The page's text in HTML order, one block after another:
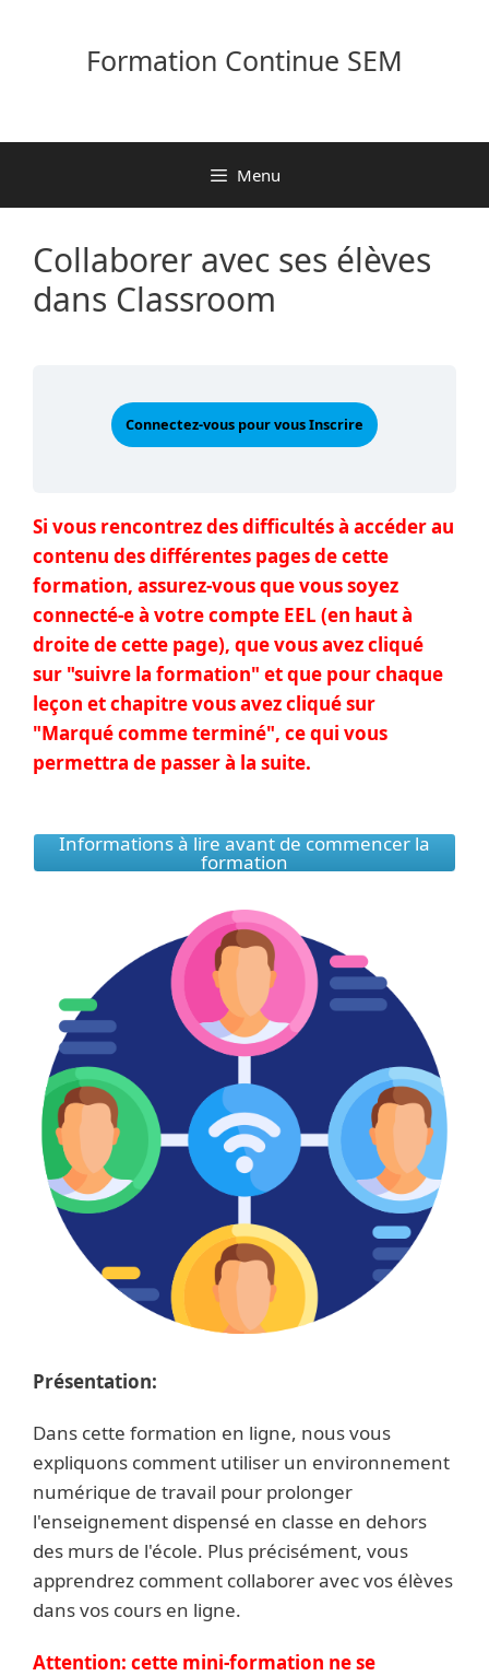
Formation Continue SEM
Menu
Collaborer avec ses élèves
dans Classroom
Connectez-vous pour vous Inscrire
Si vous rencontrez des difficultés à accéder au
contenu des différentes pages de cette
formation, assurez-vous que vous soyez
connecté-e à votre compte EEL (en haut à
droite de cette page), que vous avez cliqué
sur "suivre la formation" et que pour chaque
leçon et chapitre vous avez cliqué sur
"Marqué comme terminé", ce qui vous
permettra de passer à la suite.
Informations à lire avant de commencer la
formation
Présentation:
Dans cette formation en ligne, nous vous
expliquons comment utiliser un environnement
numérique de travail pour prolonger
l'enseignement dispensé en classe en dehors
des murs de l'école. Plus précisément, vous
apprendrez comment collaborer avec vos élèves
dans vos cours en ligne.
Attention: cette mini-formation ne se